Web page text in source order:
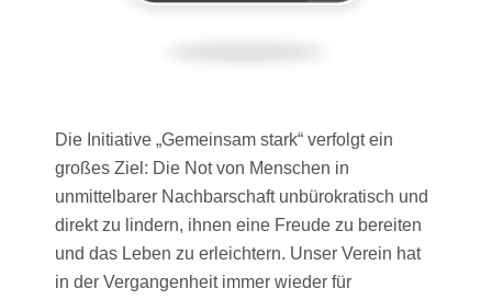
Die Initiative „Gemeinsam stark“ verfolgt ein
großes Ziel: Die Not von Menschen in
unmittelbarer Nachbarschaft unbürokratisch und
direkt zu lindern, ihnen eine Freude zu bereiten
und das Leben zu erleichtern. Unser Verein hat
in der Vergangenheit immer wieder für